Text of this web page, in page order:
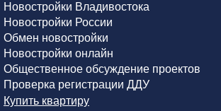
Новостройки Владивостока
Новостройки России
Обмен новостройки
Новостройки онлайн
Общественное обсуждение проектов
Проверка регистрации ДДУ
Купить квартиру